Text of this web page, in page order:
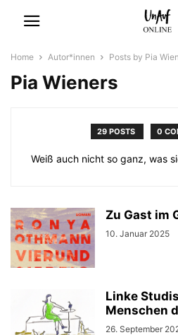
Home Autor*innen Posts by Pia
Pia Wieners
29 POSTS 0
Weiß auch nicht so ganz, was
Zu Gast im
10. Januar 2025
Linke
Menschen
26. September